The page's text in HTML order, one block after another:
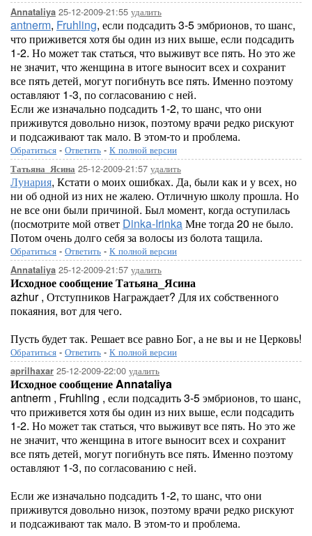
Annataliya 25-12-2009-21:55 удалить
antnerm, Fruhling, если подсадить 3-5 эмбрионов, то шанс,
что приживется хотя бы один из них выше, если подсадить
1-2. Но может так статься, что выживут все пять. Но это же
не значит, что женщина в итоге выносит всех и сохранит
все пять детей, могут погибнуть все пять. Именно поэтому
оставляют 1-3, по согласованию с ней.
Если же изначально подсадить 1-2, то шанс, что они
приживутся довольно низок, поэтому врачи редко рискуют
и подсаживают так мало. В этом-то и проблема.
Обратиться - Ответить - К полной версии
Татьяна_Ясина 25-12-2009-21:57 удалить
Лунария, Кстати о моих ошибках. Да, были как и у всех, но
ни об одной из них не жалею. Отличную школу прошла. Но
не все они были причиной. Был момент, когда оступилась
(посмотрите мой ответ Dinka-IrinkaМне тогда 20 не было.
Потом очень долго себя за волосы из болота тащила.
Обратиться - Ответить - К полной версии
Annataliya 25-12-2009-21:57 удалить
Исходное сообщение Татьяна_Ясина
azhur , Отступников Награждает? Для их собственного
покаяния, вот для чего.
Пусть будет так. Решает все равно Бог, а не вы и не Церковь!
Обратиться - Ответить - К полной версии
aprilhaxar 25-12-2009-22:00 удалить
Исходное сообщение Annataliya
antnerm , Fruhling , если подсадить 3-5 эмбрионов, то шанс,
что приживется хотя бы один из них выше, если подсадить
1-2. Но может так статься, что выживут все пять. Но это же
не значит, что женщина в итоге выносит всех и сохранит
все пять детей, могут погибнуть все пять. Именно поэтому
оставляют 1-3, по согласованию с ней.
Если же изначально подсадить 1-2, то шанс, что они
приживутся довольно низок, поэтому врачи редко рискуют
и подсаживают так мало. В этом-то и проблема.